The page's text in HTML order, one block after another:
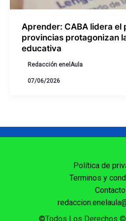
Aprender: CABA lidera el
provincias protagonizan
educativa
Redacción enelAula
07/06/2026
Política de
Terminos y
Contacto
©Todos Los Derechos